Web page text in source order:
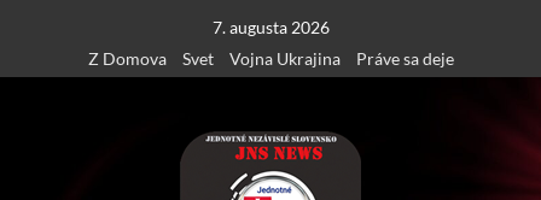
content
7. augusta 2026
Z Domova
Svet Vojna Ukrajina Práve sa deje